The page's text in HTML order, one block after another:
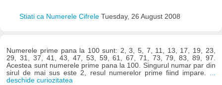
Stiati ca Numerele Cifrele Tuesday, 26 August 2008
Numerele prime pana la 100 sunt: 2, 3, 5, 7, 11, 13, 17, 19, 23,
29, 31, 37, 41, 43, 47, 53, 59, 61, 67, 71, 73, 79, 83, 89, 97.
Acestea sunt numerele prime pana la 100. Singurul numar par din
sirul de mai sus este 2, resul numerelor prime fiind impare. ...
deschide curiozitatea